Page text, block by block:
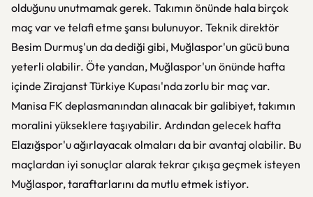
olduğunu unutmamak gerek. Takımın önünde hala birçok
maç var ve telafi etme şansı bulunuyor. Teknik direktör
Besim Durmuş'un da dediği gibi, Muğlaspor'un gücü buna
yeterli olabilir. Öte yandan, Muğlaspor'un önünde hafta
içinde Zirajanst Türkiye Kupası'nda zorlu bir maç var.
Manisa FK deplasmanından alınacak bir galibiyet, takımın
moralini yükseklere taşıyabilir. Ardından gelecek hafta
Elazığspor'u ağırlayacak olmaları da bir avantaj olabilir. Bu
maçlardan iyi sonuçlar alarak tekrar çıkışa geçmek isteyen
Muğlaspor, taraftarlarını da mutlu etmek istiyor.